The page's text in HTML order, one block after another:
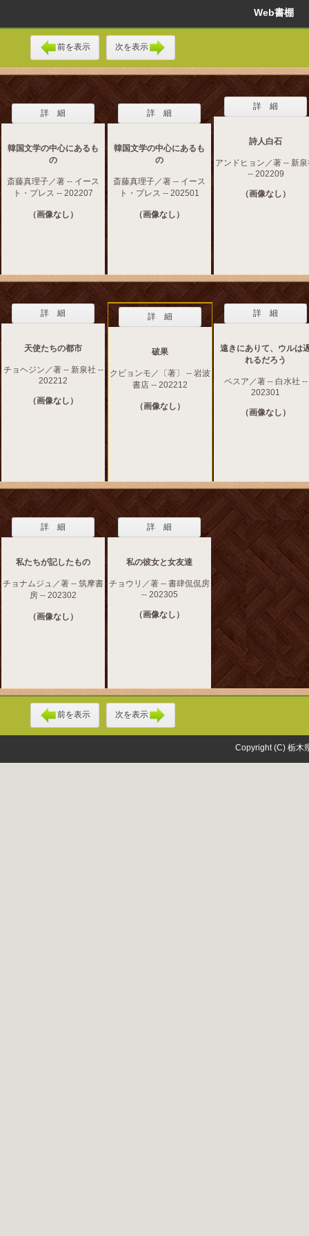
Web書棚
前を表示 次を表示
詳 細
韓国文学の中心にあるも
の
斎藤真理子／著 -- イース
ト・プレス -- 202207
（画像なし）
詳 細
韓国文学の中心にあるも
の
斎藤真理子／著 -- イース
ト・プレス -- 202501
（画像なし）
詳 細
詩人白石
アンドヒョン／著 -- 新
-- 202209
（画像なし）
詳 細
天使たちの都市
チョヘジン／著 -- 新泉社 --
202212
（画像なし）
詳 細
破果
クビョンモ／〔著〕 -- 岩波
書店 -- 202212
（画像なし）
詳 細
遠きにありて、ウルは
れるだろう
ペスア／著 -- 白水社 --
202301
（画像なし）
詳 細
私たちが記したもの
チョナムジュ／著 -- 筑摩書
房 -- 202302
（画像なし）
詳 細
私の彼女と女友達
チョウリ／著 -- 書肆侃侃房
-- 202305
（画像なし）
前を表示 次を表示
Copyright (C) 栃木